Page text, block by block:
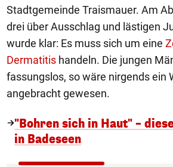
Stadtgemeinde Traismauer. Am
drei über Ausschlag und lästigen
wurde klar: Es muss sich um eine
Dermatitis handeln. Die jungen
fassungslos, so wäre nirgends ein
angebracht gewesen.
"Bohren sich in Haut" –
in Badeseen